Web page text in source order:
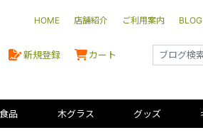
HOME 店舗紹介 ご利用案内 BLOG
新規登録 カート
食品 木グラス グッズ